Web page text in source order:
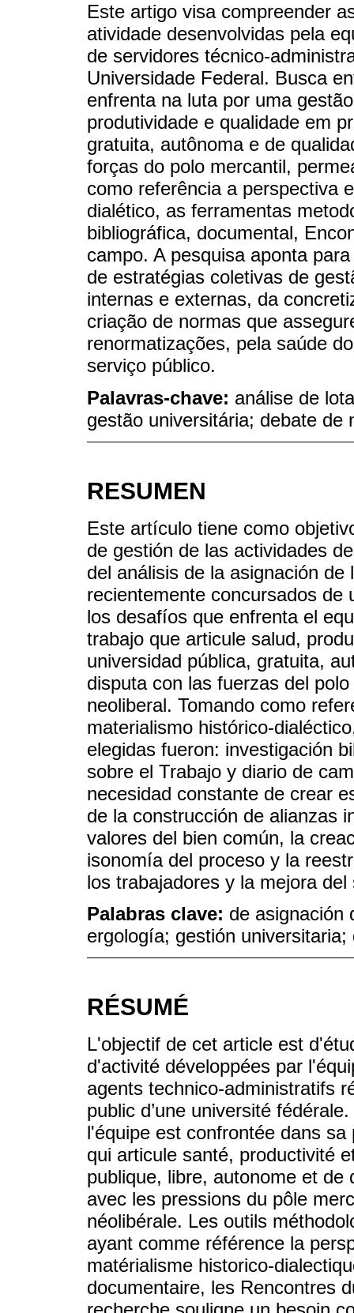
Este artigo visa compreender
atividade desenvolvidas pela
de servidores técnico-
Universidade Federal. Busca
enfrenta na luta por uma
produtividade e qualidade em
gratuita, autônoma e de
forças do polo mercantil,
como referência a perspectiva
dialético, as ferramentas
bibliográfica, documental,
campo. A pesquisa aponta
de estratégias coletivas de
internas e externas, da
criação de normas que
renormatizações, pela saúde
serviço público.
Palavras-chave: análise de
gestão universitária; debate de
RESUMEN
Este artículo tiene como
de gestión de las actividades
del análisis de la asignación
recientemente concursados de
los desafíos que enfrenta el
trabajo que articule salud,
universidad pública, gratuita,
disputa con las fuerzas del
neoliberal. Tomando como
materialismo histórico-
elegidas fueron: investigación
sobre el Trabajo y diario de
necesidad constante de crear
de la construcción de alianzas
valores del bien común, la
isonomía del proceso y la
los trabajadores y la mejora
Palabras clave: de asignación
ergología; gestión
RÉSUMÉ
L'objectif de cet article est
d'activité développées par
agents technico-administratifs
public d’une université
l'équipe est confrontée dans sa
qui articule santé, productivité
publique, libre, autonome et
avec les pressions du pôle
néolibérale. Les outils
ayant comme référence la
matérialisme historico-
documentaire, les Rencontres